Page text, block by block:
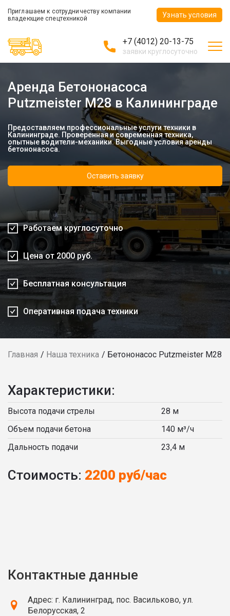
Приглашаем к сотрудничеству компании
владеющие спецтехникой
Узнать условия
+7 (4012) 20-13-75
заявки круглосуточно
Аренда Бетононасоса
Putzmeister М28 в Калининграде
Предоставляем профессиональные услуги техники в
Калининграде. Проверенная и современная техника,
опытные водители-механики. Выгодные условия аренды
бетононасоса.
Оставить заявку
Работаем круглосуточно
Цена от 2000 руб.
Бесплатная консультация
Оперативная подача техники
Главная Наша техника Бетононасос Putzmeister М28
Характеристики:
Высота подачи стрелы
28 м
Объем подачи бетона
140 м³/ч
Дальность подачи
23,4 м
Стоимость: 2200 руб/час
Контактные данные
Адрес: г. Калининград, пос. Васильково, ул.
Белорусская, 2